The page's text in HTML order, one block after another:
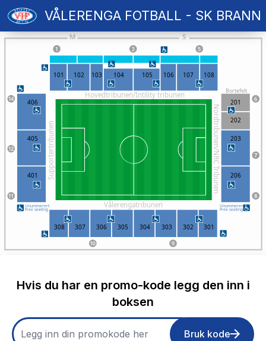
VÅLERENGA FOTBALL - SK BRANN
Hovedtribunen/Intility tribunen
Vålerengatribunen
Nordtribunen/NRC Tribunen
Supportertribunen
Unummerert
Free seating
Unummerert
Free seating
Bortefelt
106 107 108
105
104
103
102
101
201
202
203
206
406
405
401
303 302 301
304
305
306
307
308
Hvis du har en promo-kode legg den inn i
boksen
Bruk kode